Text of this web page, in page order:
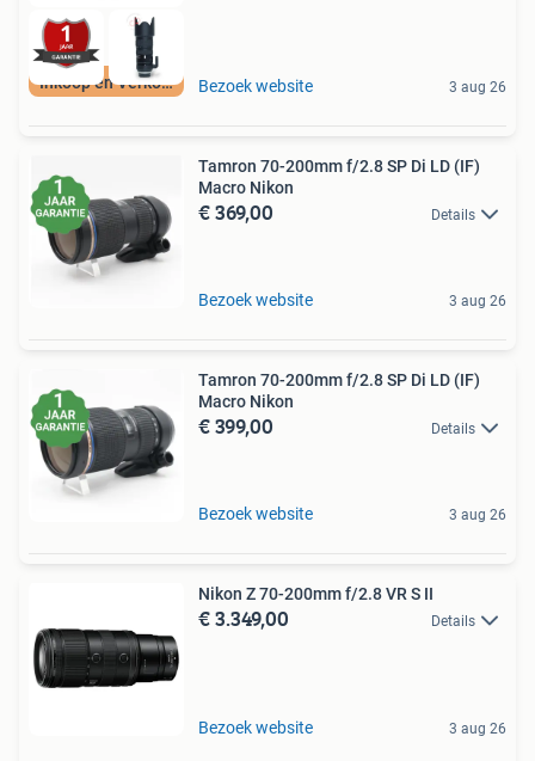
Inkoop en Verkoop Bezoek website 3 aug 26
Tamron 70-200mm f/2.8 SP Di LD (IF)
Macro Nikon
€ 369,00 Details
Bezoek website 3 aug 26
Tamron 70-200mm f/2.8 SP Di LD (IF)
Macro Nikon
€ 399,00 Details
Bezoek website 3 aug 26
Nikon Z 70-200mm f/2.8 VR S II
€ 3.349,00 Details
Bezoek website 3 aug 26